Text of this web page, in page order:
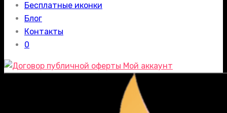
Бесплатные иконки
Блог
Контакты
0
Мой аккаунт